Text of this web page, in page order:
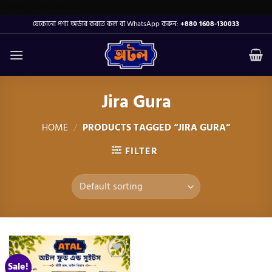
to
content
যেকোনো পণ্য অর্ডার করতে কল বা WhatsApp করুন: +880 1608-130033
Jira Gura
HOME / PRODUCTS TAGGED “JIRA GURA”
FILTER
Sale! Add to